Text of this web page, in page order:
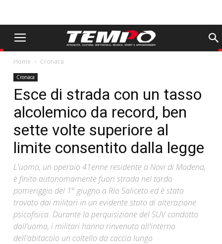
Home Cronaca
Cronaca
Esce di strada con un tasso
alcolemico da record, ben
sette volte superiore al
limite consentito dalla legge
L'uomo, un operaio 41enne residente a Novi di Modena,
è finito autonomamente fuori strada nel tardo
pomeriggio del 1° giugno a Rio Saliceto ed è stato
trovato dai militari in un evidente stato di alterazione
psicofisica. Durante la perquisizione del SUV condotto
dall’uomo, i militari hanno rinvenuto all'interno
dell'abitacolo un coltello da caccia lungo